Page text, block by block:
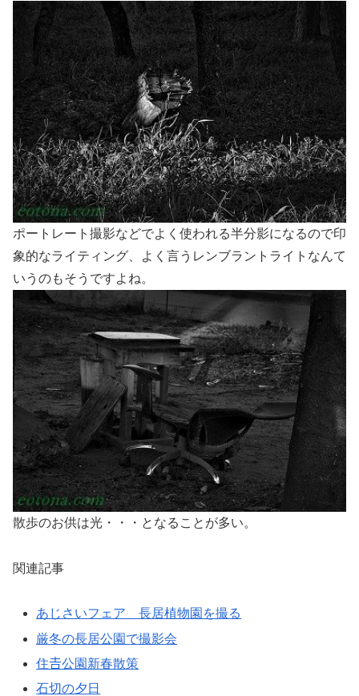
ポートレート撮影などでよく使われる半分影になるので印
象的なライティング、よく言うレンブラントライトなんて
いうのもそうですよね。
散歩のお供は光・・・となることが多い。
関連記事
あじさいフェア 長居植物園を撮る
厳冬の長居公園で撮影会
住𠮷公園新春散策
石切の夕日